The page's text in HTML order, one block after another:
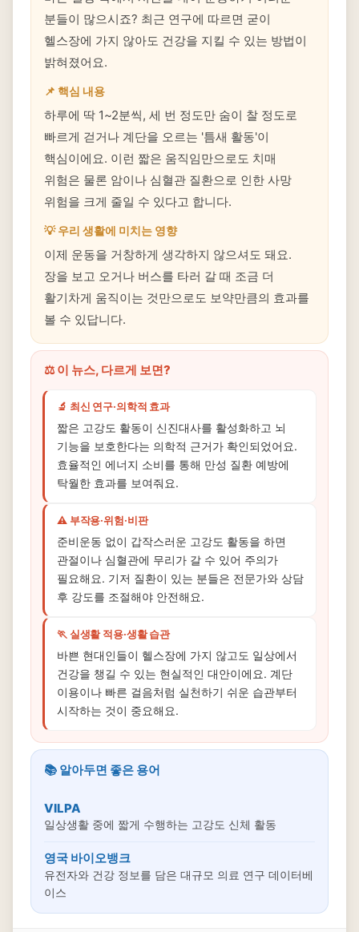
분들이 많으시죠? 최근 연구에 따르면 굳이
헬스장에 가지 않아도 건강을 지킬 수 있는 방법이
밝혀졌어요.
📌 핵심 내용
하루에 딱 1~2분씩, 세 번 정도만 숨이 찰 정도로
빠르게 걷거나 계단을 오르는 '틈새 활동'이
핵심이에요. 이런 짧은 움직임만으로도 치매
위험은 물론 암이나 심혈관 질환으로 인한 사망
위험을 크게 줄일 수 있다고 합니다.
💡 우리 생활에 미치는 영향
이제 운동을 거창하게 생각하지 않으셔도 돼요.
장을 보고 오거나 버스를 타러 갈 때 조금 더
활기차게 움직이는 것만으로도 보약만큼의 효과를
볼 수 있답니다.
⚖️ 이 뉴스, 다르게 보면?
🔬 최신 연구·의학적 효과
짧은 고강도 활동이 신진대사를 활성화하고 뇌
기능을 보호한다는 의학적 근거가 확인되었어요.
효율적인 에너지 소비를 통해 만성 질환 예방에
탁월한 효과를 보여줘요.
⚠️ 부작용·위험·비판
준비운동 없이 갑작스러운 고강도 활동을 하면
관절이나 심혈관에 무리가 갈 수 있어 주의가
필요해요. 기저 질환이 있는 분들은 전문가와 상담
후 강도를 조절해야 안전해요.
🏃 실생활 적용·생활 습관
바쁜 현대인들이 헬스장에 가지 않고도 일상에서
건강을 챙길 수 있는 현실적인 대안이에요. 계단
이용이나 빠른 걸음처럼 실천하기 쉬운 습관부터
시작하는 것이 중요해요.
📚 알아두면 좋은 용어
VILPA
일상생활 중에 짧게 수행하는 고강도 신체 활동
영국 바이오뱅크
유전자와 건강 정보를 담은 대규모 의료 연구 데이터베
이스